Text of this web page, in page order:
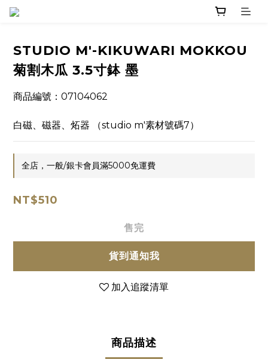
STUDIO M'-KIKUWARI MOKKOU
菊割木瓜 3.5寸鉢 墨
商品編號：07104062
白磁、磁器、炻器 （studio m'素材號碼7）
全店，一般/銀卡會員滿5000免運費
NT$510
售完
貨到通知我
加入追蹤清單
商品描述